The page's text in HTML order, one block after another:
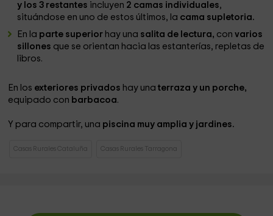
y los 3 restantes incluyen 2 camas individuales,
situándose en uno de estos últimos, la cama supletoria.
En la parte superior hay una salita de lectura, convarios
sillones que se orientan hacia las estanterías, repletas de
libros.
En los exteriores privados hay una terraza y un porche,
equipado con barbacoa.
Y para compartir, una piscina muy amplia y jardines.
Casas Rurales Cataluña Casas Rurales Tarragona